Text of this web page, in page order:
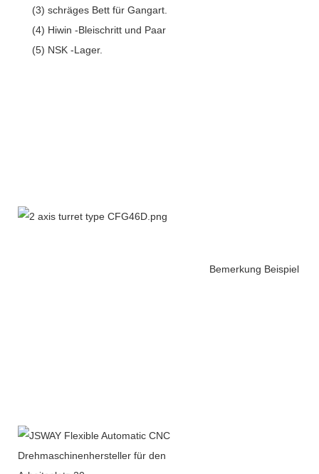
(3) schräges Bett für Gangart.
(4) Hiwin -Bleischritt und Paar
(5) NSK -Lager.
Bemerkung Beispiel